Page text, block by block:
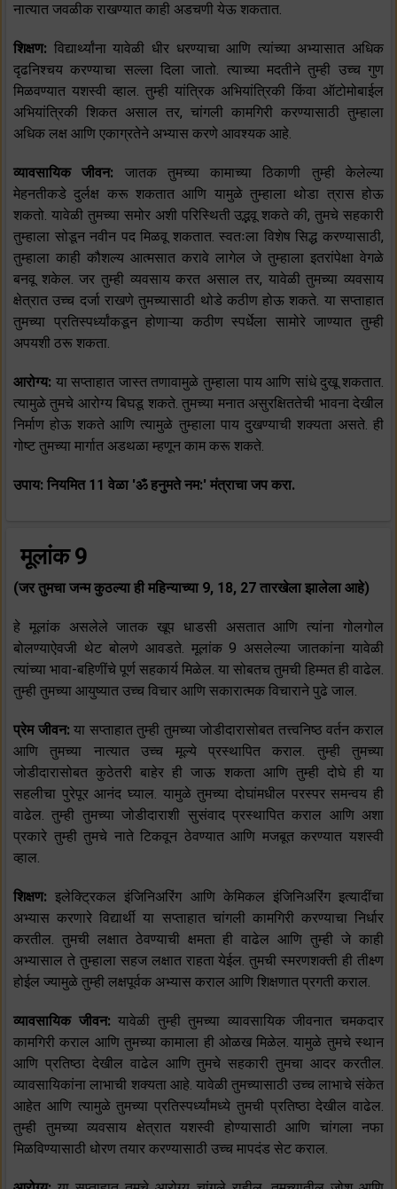
नात्यात जवळीक राखण्यात काही अडचणी येऊ शकतात.
शिक्षण: विद्यार्थ्यांना यावेळी धीर धरण्याचा आणि त्यांच्या अभ्यासात अधिक
दृढनिश्चय करण्याचा सल्ला दिला जातो. त्याच्या मदतीने तुम्ही उच्च गुण
मिळवण्यात यशस्वी व्हाल. तुम्ही यांत्रिक अभियांत्रिकी किंवा ऑटोमोबाईल
अभियांत्रिकी शिकत असाल तर, चांगली कामगिरी करण्यासाठी तुम्हाला
अधिक लक्ष आणि एकाग्रतेने अभ्यास करणे आवश्यक आहे.
व्यावसायिक जीवन: जातक तुमच्या कामाच्या ठिकाणी तुम्ही केलेल्या
मेहनतीकडे दुर्लक्ष करू शकतात आणि यामुळे तुम्हाला थोडा त्रास होऊ
शकतो. यावेळी तुमच्या समोर अशी परिस्थिती उद्भवू शकते की, तुमचे सहकारी
तुम्हाला सोडून नवीन पद मिळवू शकतात. स्वतःला विशेष सिद्ध करण्यासाठी,
तुम्हाला काही कौशल्य आत्मसात करावे लागेल जे तुम्हाला इतरांपेक्षा वेगळे
बनवू शकेल. जर तुम्ही व्यवसाय करत असाल तर, यावेळी तुमच्या व्यवसाय
क्षेत्रात उच्च दर्जा राखणे तुमच्यासाठी थोडे कठीण होऊ शकते. या सप्ताहात
तुमच्या प्रतिस्पर्ध्यांकडून होणाऱ्या कठीण स्पर्धेला सामोरे जाण्यात तुम्ही
अपयशी ठरू शकता.
आरोग्य: या सप्ताहात जास्त तणावामुळे तुम्हाला पाय आणि सांधे दुखू शकतात.
त्यामुळे तुमचे आरोग्य बिघडू शकते. तुमच्या मनात असुरक्षिततेची भावना देखील
निर्माण होऊ शकते आणि त्यामुळे तुम्हाला पाय दुखण्याची शक्यता असते. ही
गोष्ट तुमच्या मार्गात अडथळा म्हणून काम करू शकते.
उपाय: नियमित 11 वेळा 'ॐ हनुमते नम:' मंत्राचा जप करा.
मूलांक 9
(जर तुमचा जन्म कुठल्या ही महिन्याच्या 9, 18, 27 तारखेला झालेला आहे)
हे मूलांक असलेले जातक खूप धाडसी असतात आणि त्यांना गोलगोल
बोलण्याऐवजी थेट बोलणे आवडते. मूलांक 9 असलेल्या जातकांना यावेळी
त्यांच्या भावा-बहिणींचे पूर्ण सहकार्य मिळेल. या सोबतच तुमची हिम्मत ही वाढेल.
तुम्ही तुमच्या आयुष्यात उच्च विचार आणि सकारात्मक विचाराने पुढे जाल.
प्रेम जीवन:या सप्ताहात तुम्ही तुमच्या जोडीदारासोबत तत्त्वनिष्ठ वर्तन कराल
आणि तुमच्या नात्यात उच्च मूल्ये प्रस्थापित कराल. तुम्ही तुमच्या
जोडीदारासोबत कुठेतरी बाहेर ही जाऊ शकता आणि तुम्ही दोघे ही या
सहलीचा पुरेपूर आनंद घ्याल. यामुळे तुमच्या दोघांमधील परस्पर समन्वय ही
वाढेल. तुम्ही तुमच्या जोडीदाराशी सुसंवाद प्रस्थापित कराल आणि अशा
प्रकारे तुम्ही तुमचे नाते टिकवून ठेवण्यात आणि मजबूत करण्यात यशस्वी
व्हाल.
शिक्षण:इलेक्ट्रिकल इंजिनिअरिंग आणि केमिकल इंजिनिअरिंग इत्यादींचा
अभ्यास करणारे विद्यार्थी या सप्ताहात चांगली कामगिरी करण्याचा निर्धार
करतील. तुमची लक्षात ठेवण्याची क्षमता ही वाढेल आणि तुम्ही जे काही
अभ्यासाल ते तुम्हाला सहज लक्षात राहता येईल. तुमची स्मरणशक्ती ही तीक्ष्ण
होईल ज्यामुळे तुम्ही लक्षपूर्वक अभ्यास कराल आणि शिक्षणात प्रगती कराल.
व्यावसायिक जीवन:यावेळी तुम्ही तुमच्या व्यावसायिक जीवनात चमकदार
कामगिरी कराल आणि तुमच्या कामाला ही ओळख मिळेल. यामुळे तुमचे स्थान
आणि प्रतिष्ठा देखील वाढेल आणि तुमचे सहकारी तुमचा आदर करतील.
व्यावसायिकांना लाभाची शक्यता आहे. यावेळी तुमच्यासाठी उच्च लाभाचे संकेत
आहेत आणि त्यामुळे तुमच्या प्रतिस्पर्ध्यांमध्ये तुमची प्रतिष्ठा देखील वाढेल.
तुम्ही तुमच्या व्यवसाय क्षेत्रात यशस्वी होण्यासाठी आणि चांगला नफा
मिळविण्यासाठी धोरण तयार करण्यासाठी उच्च मापदंड सेट कराल.